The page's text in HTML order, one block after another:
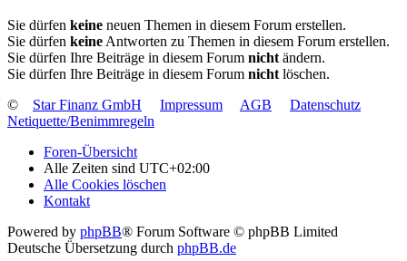
Sie dürfen keine neuen Themen in diesem Forum erstellen.
Sie dürfen keine Antworten zu Themen in diesem Forum erstellen.
Sie dürfen Ihre Beiträge in diesem Forum nicht ändern.
Sie dürfen Ihre Beiträge in diesem Forum nicht löschen.
©
Star Finanz GmbH Impressum AGB
Datenschutz
Netiquette/Benimmregeln
Foren-Übersicht
Alle Zeiten sind UTC+02:00
Alle Cookies löschen
Kontakt
Powered by phpBB® Forum Software © phpBB Limited
Deutsche Übersetzung durch phpBB.de